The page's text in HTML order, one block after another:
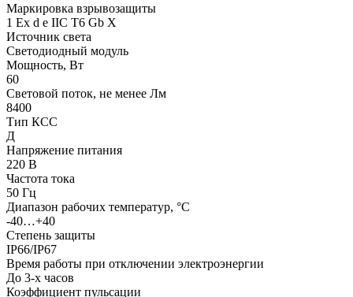
Маркировка взрывозащиты
1 Ех d e IIC T6 Gb X
Источник света
Светодиодный модуль
Мощность, Вт
60
Световой поток, не менее Лм
8400
Тип КСС
Д
Напряжение питания
220 В
Частота тока
50 Гц
Диапазон рабочих температур, °С
-40…+40
Степень защиты
IP66/IP67
Время работы при отключении электроэнергии
До 3-х часов
Коэффициент пульсации